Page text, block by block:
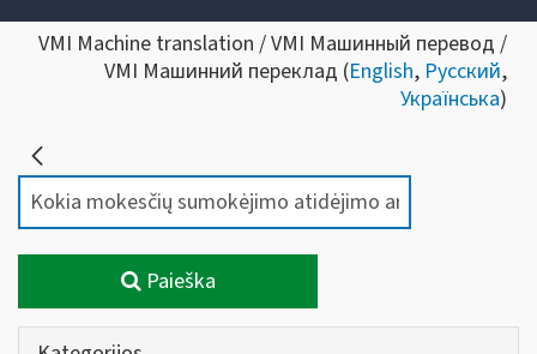
VMI Machine translation / VMI Машинный перевод /
VMI Машинний переклад (English, Русский,
Українська)
Paieška